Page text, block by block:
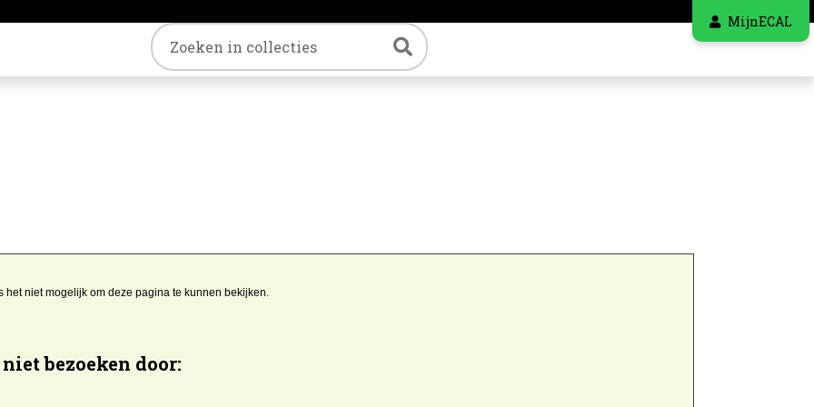
MijnECAL
Trefwoord Zoeken
niet mogelijk om deze pagina te kunnen bekijken.
bezoeken door: